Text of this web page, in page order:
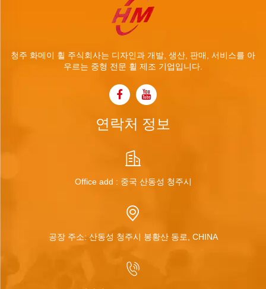
청주 화메이 휠 주식회사는 디자인과 개발, 생산, 판매, 서비스를 아
우르는 중형 전문 휠 제조 기업입니다.
연락처 정보
Office add : 중국 산동성 청주시
공장 주소: 산동성 청주시 봉황산 동로, CHINA